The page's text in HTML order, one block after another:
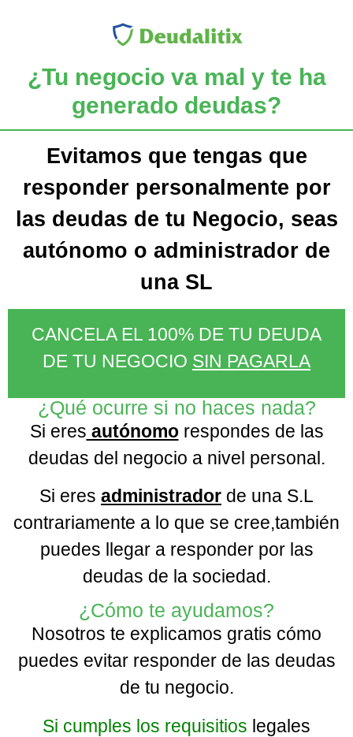
¿Tu negocio va mal y te ha
generado deudas?
Evitamos que tengas que
responder personalmente por
las deudas de tu Negocio, seas
autónomo o administrador de
una SL
CANCELA EL 100% DE TU DEUDA
DE TU NEGOCIO SIN PAGARLA
¿Qué ocurre si no haces nada?
Si eres autónomorespondes de las
deudas del negocio a nivel personal.
Si eres administrador de una S.L
contrariamente a lo que se cree,también
puedes llegar a responder por las
deudas de la sociedad.
¿Cómo te ayudamos?
Nosotros te explicamos gratis cómo
puedes evitar responder de las deudas
de tu negocio.
Si cumples los requisitios legales